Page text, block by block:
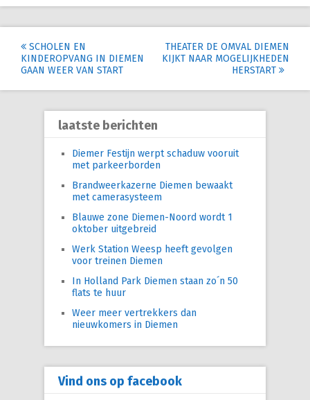
Post
navigation
SCHOLEN EN
KINDEROPVANG IN DIEMEN
GAAN WEER VAN START
THEATER DE OMVAL DIEMEN
KIJKT NAAR MOGELIJKHEDEN
HERSTART
laatste berichten
Diemer Festijn werpt schaduw vooruit
met parkeerborden
Brandweerkazerne Diemen bewaakt
met camerasysteem
Blauwe zone Diemen-Noord wordt 1
oktober uitgebreid
Werk Station Weesp heeft gevolgen
voor treinen Diemen
In Holland Park Diemen staan zo´n 50
flats te huur
Weer meer vertrekkers dan
nieuwkomers in Diemen
Vind ons op facebook